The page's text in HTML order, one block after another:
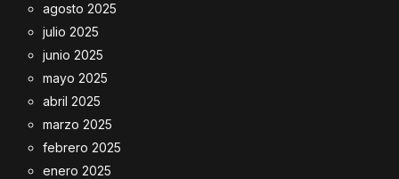
agosto 2025
julio 2025
junio 2025
mayo 2025
abril 2025
marzo 2025
febrero 2025
enero 2025